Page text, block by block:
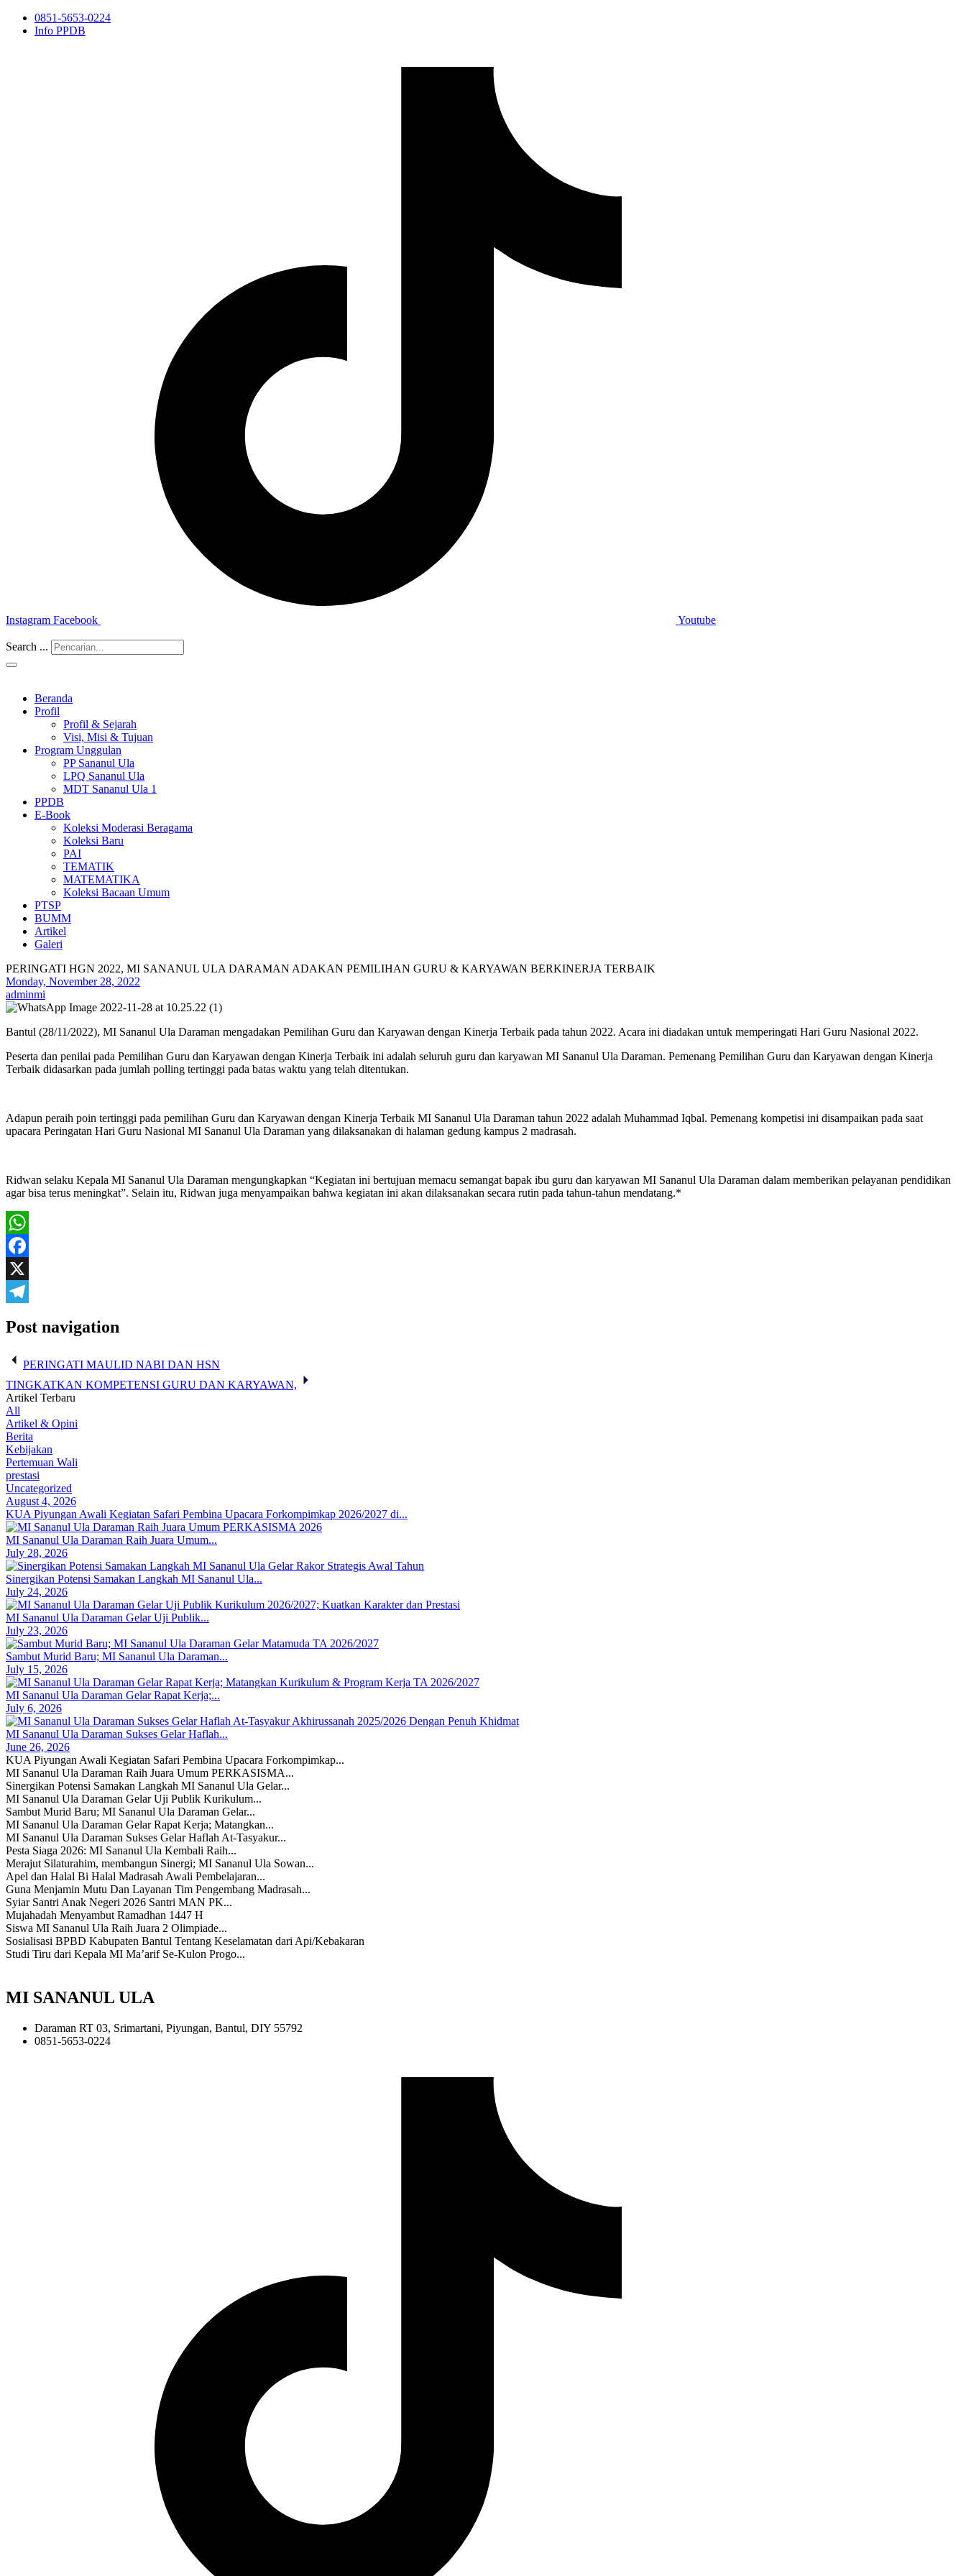
0851-5653-0224
Info PPDB
Instagram Facebook Youtube
Search ...
Beranda
Profil
Profil & Sejarah
Visi, Misi & Tujuan
Program Unggulan
PP Sananul Ula
LPQ Sananul Ula
MDT Sananul Ula 1
PPDB
E-Book
Koleksi Moderasi Beragama
Koleksi Baru
PAI
TEMATIK
MATEMATIKA
Koleksi Bacaan Umum
PTSP
BUMM
Artikel
Galeri
PERINGATI HGN 2022, MI SANANUL ULA DARAMAN ADAKAN PEMILIHAN GURU & KARYAWAN BERKINERJA TERBAIK
Monday, November 28, 2022
adminmi
Bantul (28/11/2022), MI Sananul Ula Daraman mengadakan Pemilihan Guru dan Karyawan dengan Kinerja Terbaik pada tahun 2022. Acara ini diadakan untuk memperingati Hari Guru Nasional 2022.
Peserta dan penilai pada Pemilihan Guru dan Karyawan dengan Kinerja Terbaik ini adalah seluruh guru dan karyawan MI Sananul Ula Daraman. Pemenang Pemilihan Guru dan Karyawan dengan Kinerja
Terbaik didasarkan pada jumlah polling tertinggi pada batas waktu yang telah ditentukan.
Adapun peraih poin tertinggi pada pemilihan Guru dan Karyawan dengan Kinerja Terbaik MI Sananul Ula Daraman tahun 2022 adalah Muhammad Iqbal. Pemenang kompetisi ini disampaikan pada saat
upacara Peringatan Hari Guru Nasional MI Sananul Ula Daraman yang dilaksanakan di halaman gedung kampus 2 madrasah.
Ridwan selaku Kepala MI Sananul Ula Daraman mengungkapkan “Kegiatan ini bertujuan memacu semangat bapak ibu guru dan karyawan MI Sananul Ula Daraman dalam memberikan pelayanan pendidikan
agar bisa terus meningkat”. Selain itu, Ridwan juga menyampaikan bahwa kegiatan ini akan dilaksanakan secara rutin pada tahun-tahun mendatang.*
WhatsApp
Facebook
X
Post navigation
PERINGATI MAULID NABI DAN HSN
TINGKATKAN KOMPETENSI GURU DAN KARYAWAN,
Artikel Terbaru
All
Artikel & Opini
Berita
Kebijakan
Pertemuan Wali
prestasi
Uncategorized
August 4, 2026
KUA Piyungan Awali Kegiatan Safari Pembina Upacara Forkompimkap 2026/2027 di...
MI Sananul Ula Daraman Raih Juara Umum...
July 28, 2026
Sinergikan Potensi Samakan Langkah MI Sananul Ula...
July 24, 2026
MI Sananul Ula Daraman Gelar Uji Publik...
July 23, 2026
Sambut Murid Baru; MI Sananul Ula Daraman...
July 15, 2026
MI Sananul Ula Daraman Gelar Rapat Kerja;...
July 6, 2026
MI Sananul Ula Daraman Sukses Gelar Haflah...
June 26, 2026
KUA Piyungan Awali Kegiatan Safari Pembina Upacara Forkompimkap...
MI Sananul Ula Daraman Raih Juara Umum PERKASISMA...
Sinergikan Potensi Samakan Langkah MI Sananul Ula Gelar...
MI Sananul Ula Daraman Gelar Uji Publik Kurikulum...
Sambut Murid Baru; MI Sananul Ula Daraman Gelar...
MI Sananul Ula Daraman Gelar Rapat Kerja; Matangkan...
MI Sananul Ula Daraman Sukses Gelar Haflah At-Tasyakur...
Pesta Siaga 2026: MI Sananul Ula Kembali Raih...
Merajut Silaturahim, membangun Sinergi; MI Sananul Ula Sowan...
Apel dan Halal Bi Halal Madrasah Awali Pembelajaran...
Guna Menjamin Mutu Dan Layanan Tim Pengembang Madrasah...
Syiar Santri Anak Negeri 2026 Santri MAN PK...
Mujahadah Menyambut Ramadhan 1447 H
Siswa MI Sananul Ula Raih Juara 2 Olimpiade...
Sosialisasi BPBD Kabupaten Bantul Tentang Keselamatan dari Api/Kebakaran
Studi Tiru dari Kepala MI Ma’arif Se-Kulon Progo...
MI SANANUL ULA
Daraman RT 03, Srimartani, Piyungan, Bantul, DIY 55792
0851-5653-0224